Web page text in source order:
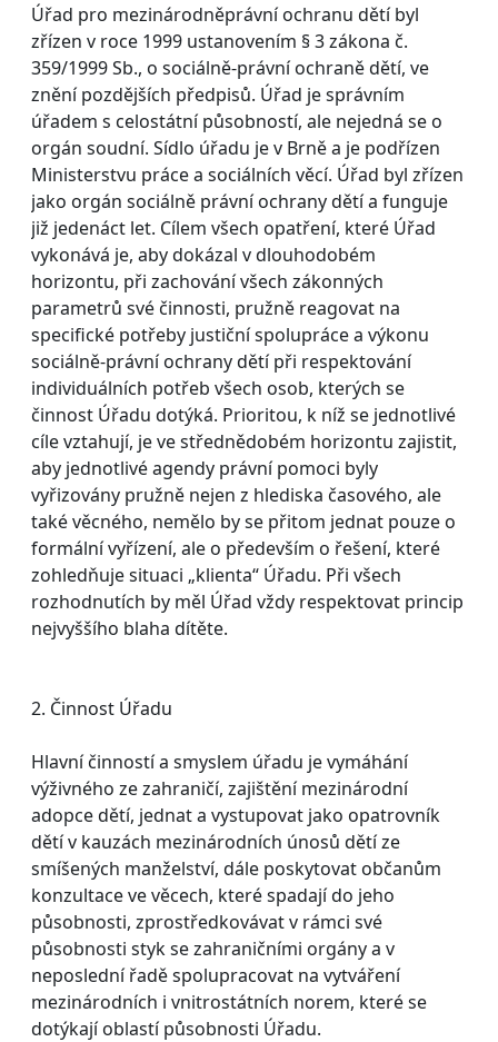
Úřad pro mezinárodněprávní ochranu dětí byl
zřízen v roce 1999 ustanovením § 3 zákona č.
359/1999 Sb., o sociálně-právní ochraně dětí, ve
znění pozdějších předpisů. Úřad je správním
úřadem s celostátní působností, ale nejedná se o
orgán soudní. Sídlo úřadu je v Brně a je podřízen
Ministerstvu práce a sociálních věcí. Úřad byl zřízen
jako orgán sociálně právní ochrany dětí a funguje
již jedenáct let. Cílem všech opatření, které Úřad
vykonává je, aby dokázal v dlouhodobém
horizontu, při zachování všech zákonných
parametrů své činnosti, pružně reagovat na
specifické potřeby justiční spolupráce a výkonu
sociálně-právní ochrany dětí při respektování
individuálních potřeb všech osob, kterých se
činnost Úřadu dotýká. Prioritou, k níž se jednotlivé
cíle vztahují, je ve střednědobém horizontu zajistit,
aby jednotlivé agendy právní pomoci byly
vyřizovány pružně nejen z hlediska časového, ale
také věcného, nemělo by se přitom jednat pouze o
formální vyřízení, ale o především o řešení, které
zohledňuje situaci „klienta“ Úřadu. Při všech
rozhodnutích by měl Úřad vždy respektovat princip
nejvyššího blaha dítěte.
2. Činnost Úřadu
Hlavní činností a smyslem úřadu je vymáhání
výživného ze zahraničí, zajištění mezinárodní
adopce dětí, jednat a vystupovat jako opatrovník
dětí v kauzách mezinárodních únosů dětí ze
smíšených manželství, dále poskytovat občanům
konzultace ve věcech, které spadají do jeho
působnosti, zprostředkovávat v rámci své
působnosti styk se zahraničními orgány a v
neposlední řadě spolupracovat na vytváření
mezinárodních i vnitrostátních norem, které se
dotýkají oblastí působnosti Úřadu.